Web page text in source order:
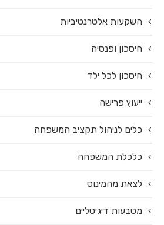
השקעות אלטרנטיביות
חיסכון ופנסיה
חיסכון לכל ילד
ייעוץ פרישה
כלים לניהול תקציב המשפחה
כלכלת המשפחה
לצאת מהמינוס
מטבעות דיגיטליים